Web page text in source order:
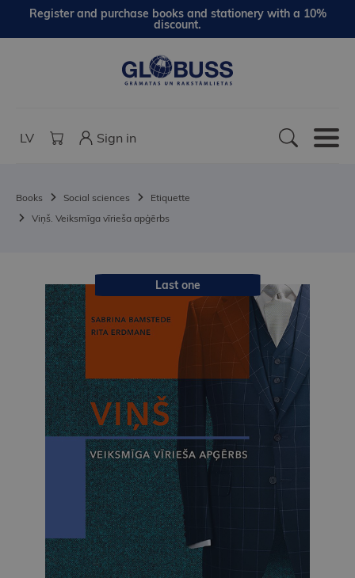
Register and purchase books and stationery with a 10%
discount.
LV Sign in
Books Social sciences
Etiquette
Viņš. Veiksmīga vīrieša apģērbs
Last one